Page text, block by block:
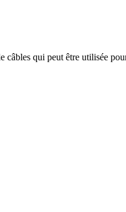
câbles qui peut être utilisée